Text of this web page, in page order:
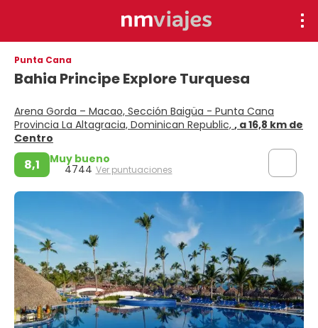
Punta Cana
Bahia Principe Explore Turquesa
Arena Gorda – Macao, Sección Baigüa - Punta Cana
Provincia La Altagracia, Dominican Republic, , a 16,8 km de
Centro
8,1 Muy bueno
4744 Ver puntuaciones